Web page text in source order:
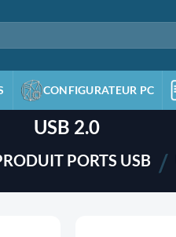
CONFIGURATEUR PC
USB 2.0
PORTS USB /